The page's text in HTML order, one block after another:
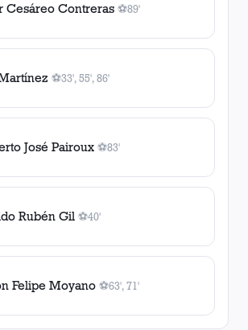
Cesáreo Contreras ⚽
1gol
89'
⚽
3goles, 33', 55', 86'
33', 55', 86'
José Pairoux ⚽
1gol
83'
Rubén Gil ⚽
1gol
40'
Felipe Moyano ⚽
2goles, 63', 71'
63', 71'